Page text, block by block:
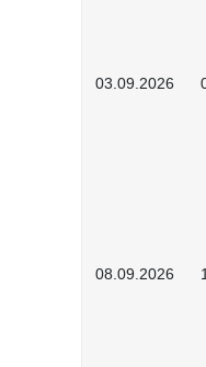
03.09.2026
08.09.2026